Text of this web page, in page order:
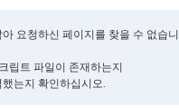
요청하신 페이지를 찾을 수 없습
립트 파일이 존재하는지
는지 확인하십시오.